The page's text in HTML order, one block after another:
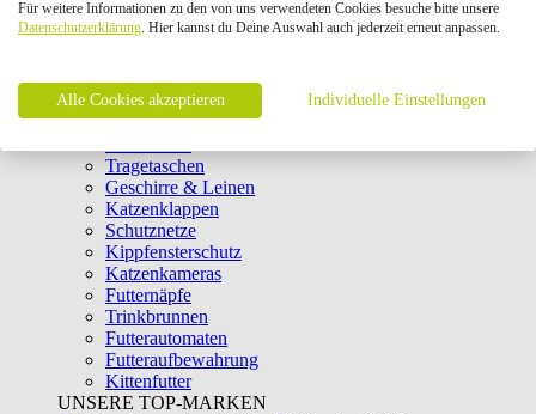
Intelligenzspielzeug
Laserpointer & Elektrospielzeug
Clicker & Target Sticks für Katzen
Weiteres Katzenspielzeug
Transportboxen
Tragetaschen
Geschirre & Leinen
Katzenklappen
Schutznetze
Kippfensterschutz
Katzenkameras
Futternäpfe
Trinkbrunnen
Futterautomaten
Futteraufbewahrung
Kittenfutter
UNSERE TOP-MARKEN
Für weitere Informationen zu den von uns verwendeten Cookies besuche bitte unsere
Datenschutzerklärung. Hier kannst du Deine Auswahl auch jederzeit erneut anpassen.
Alle Cookies akzeptieren Individuelle Einstellungen